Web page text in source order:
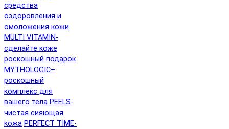
средства
оздоровления и
омоложения кожи
MULTI VITAMIN-
сделайте коже
роскошный подарок
MYTHOLOGIC–
роскошный
комплекс для
вашего тела PEELS-
чистая сияющая
кожа PERFECT TIME-